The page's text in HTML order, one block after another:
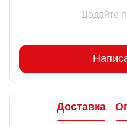
Додайте
Доставка